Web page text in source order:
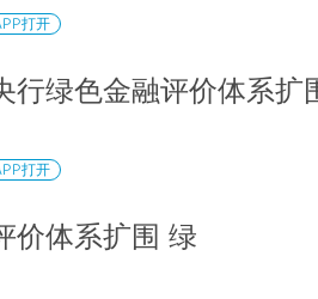
打开
行绿色金融评价体系扩
打开
价体系扩围 绿